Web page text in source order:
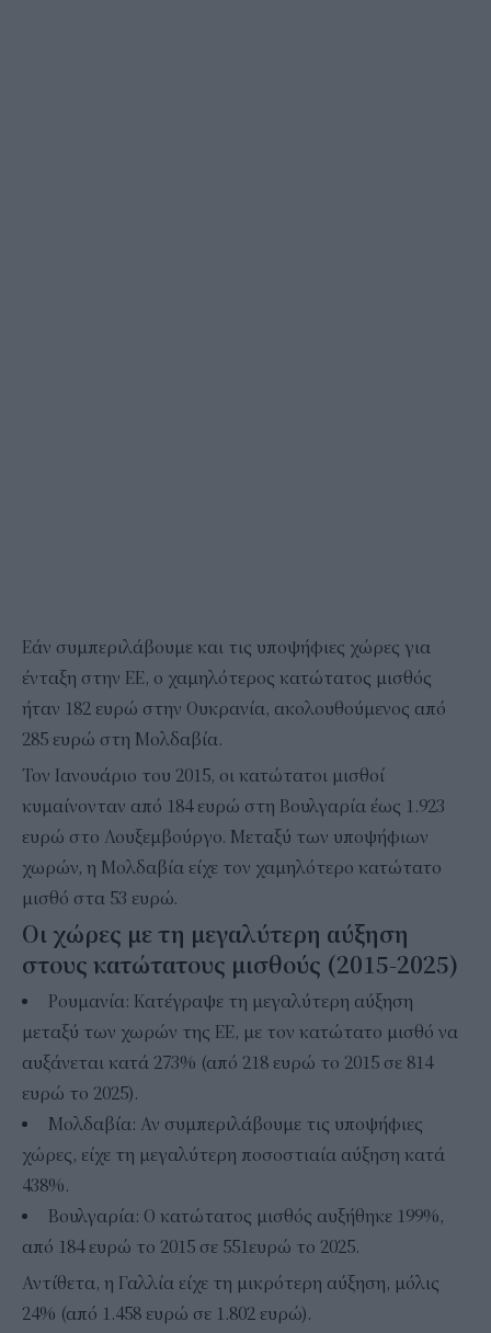
Εάν συμπεριλάβουμε και τις υποψήφιες χώρες για
ένταξη στην ΕΕ, ο χαμηλότερος κατώτατος μισθός
ήταν 182 ευρώ στην Ουκρανία, ακολουθούμενος από
285 ευρώ στη Μολδαβία.
Τον Ιανουάριο του 2015, οι κατώτατοι μισθοί
κυμαίνονταν από 184 ευρώ στη Βουλγαρία έως 1.923
ευρώ στο Λουξεμβούργο. Μεταξύ των υποψήφιων
χωρών, η Μολδαβία είχε τον χαμηλότερο κατώτατο
μισθό στα 53 ευρώ.
Οι χώρες με τη μεγαλύτερη αύξηση
στους κατώτατους μισθούς (2015-2025)
Ρουμανία: Κατέγραψε τη μεγαλύτερη αύξηση
μεταξύ των χωρών της ΕΕ, με τον κατώτατο μισθό να
αυξάνεται κατά 273% (από 218 ευρώ το 2015 σε 814
ευρώ το 2025).
Μολδαβία: Αν συμπεριλάβουμε τις υποψήφιες
χώρες, είχε τη μεγαλύτερη ποσοστιαία αύξηση κατά
438%.
Βουλγαρία: Ο κατώτατος μισθός αυξήθηκε 199%,
από 184 ευρώ το 2015 σε 551ευρώ το 2025.
Αντίθετα, η Γαλλία είχε τη μικρότερη αύξηση, μόλις
24% (από 1.458 ευρώ σε 1.802 ευρώ).